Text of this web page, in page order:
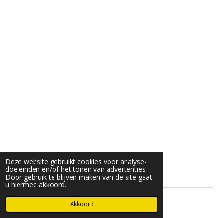
Deze website gebruikt cookies voor analyse-
doeleinden en/of het tonen van advertenties.
Door gebruik te blijven maken van de site gaat
u hiermee akkoord.
Akkoord
© 2025- 2026 Djöz mode